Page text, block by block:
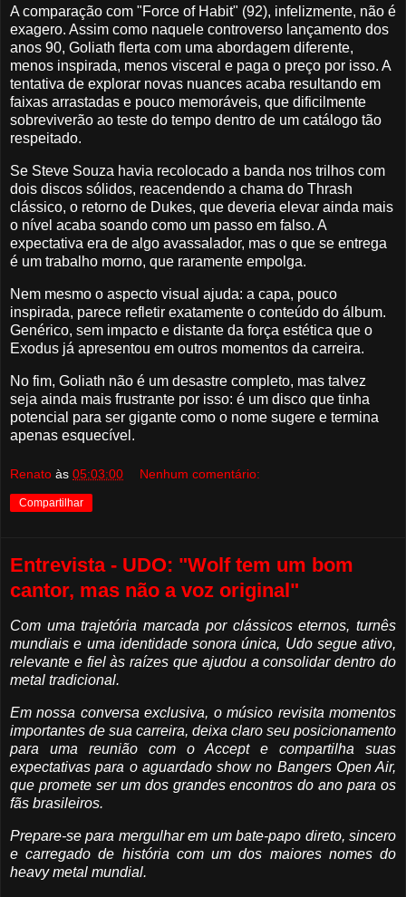
A comparação com "Force of Habit" (92), infelizmente, não é
exagero. Assim como naquele controverso lançamento dos
anos 90, Goliath flerta com uma abordagem diferente,
menos inspirada, menos visceral e paga o preço por isso. A
tentativa de explorar novas nuances acaba resultando em
faixas arrastadas e pouco memoráveis, que dificilmente
sobreviverão ao teste do tempo dentro de um catálogo tão
respeitado.
Se Steve Souza havia recolocado a banda nos trilhos com
dois discos sólidos, reacendendo a chama do Thrash
clássico, o retorno de Dukes, que deveria elevar ainda mais
o nível acaba soando como um passo em falso. A
expectativa era de algo avassalador, mas o que se entrega
é um trabalho morno, que raramente empolga.
Nem mesmo o aspecto visual ajuda: a capa, pouco
inspirada, parece refletir exatamente o conteúdo do álbum.
Genérico, sem impacto e distante da força estética que o
Exodus já apresentou em outros momentos da carreira.
No fim, Goliath não é um desastre completo, mas talvez
seja ainda mais frustrante por isso: é um disco que tinha
potencial para ser gigante como o nome sugere e termina
apenas esquecível.
Renato às 05:03:00 Nenhum comentário:
Compartilhar
Entrevista - UDO: "Wolf tem um bom
cantor, mas não a voz original"
Com uma trajetória marcada por clássicos eternos, turnês
mundiais e uma identidade sonora única, Udo segue ativo,
relevante e fiel às raízes que ajudou a consolidar dentro do
metal tradicional.
Em nossa conversa exclusiva, o músico revisita momentos
importantes de sua carreira, deixa claro seu posicionamento
para uma reunião com o Accept e compartilha suas
expectativas para o aguardado show no Bangers Open Air,
que promete ser um dos grandes encontros do ano para os
fãs brasileiros.
Prepare-se para mergulhar em um bate-papo direto, sincero
e carregado de história com um dos maiores nomes do
heavy metal mundial.